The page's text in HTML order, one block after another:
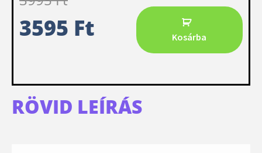
3595 Ft Kosárba
RÖVID LEÍRÁS